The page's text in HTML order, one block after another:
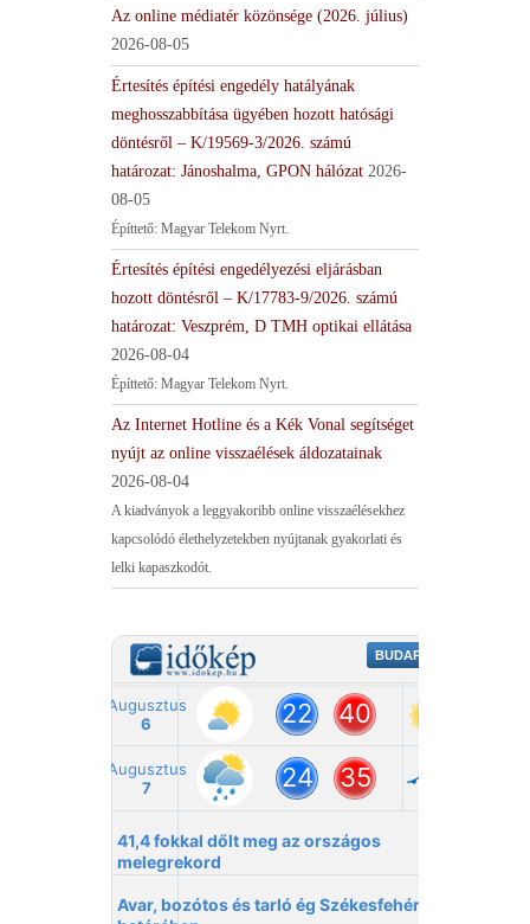
Az online médiatér közönsége (2026. július)
2026-08-05
Értesítés építési engedély hatályának
meghosszabbítása ügyében hozott hatósági
döntésről – K/19569-3/2026. számú
határozat: Jánoshalma, GPON hálózat 2026-
08-05
Építtető: Magyar Telekom Nyrt.
Értesítés építési engedélyezési eljárásban
hozott döntésről – K/17783-9/2026. számú
határozat: Veszprém, D TMH optikai ellátása
2026-08-04
Építtető: Magyar Telekom Nyrt.
Az Internet Hotline és a Kék Vonal segítséget
nyújt az online visszaélések áldozatainak
2026-08-04
A kiadványok a leggyakoribb online visszaélésekhez
kapcsolódó élethelyzetekben nyújtanak gyakorlati és
lelki kapaszkodót.